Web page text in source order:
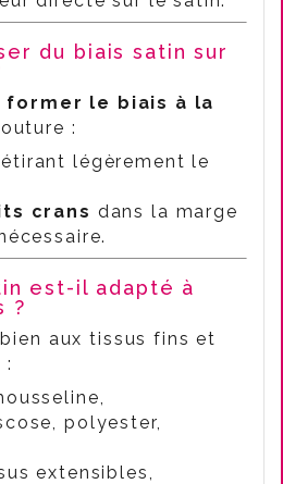
du biais satin sur
former le biais à la
:
légèrement le
crans dans la marge
est-il adapté à
?
aux tissus fins et
:
polyester,
extensibles,